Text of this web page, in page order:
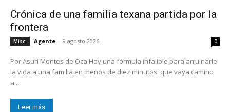
Crónica de una familia texana partida por la
frontera
Misc. Agente - 9 agosto 2026 0
Por Asuri Montes de Oca Hay una fórmula infalible para arruinarle
la vida a una familia en menos de diez minutos: que vaya camino
a...
Leer más